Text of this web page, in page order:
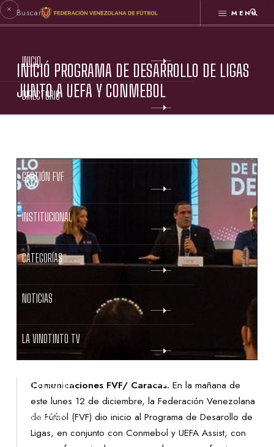
MENÚ
INICIO
DIRECTORIO
GESTIÓN FVF
INSTITUCIONAL
CATEGORÍAS
NOTICIAS
LA VINOTINTO TV
NOTIFICACIONES
NORMATIVAS
INICIÓ PROGRAMA DE DESARROLLO DE LIGAS
JUNTO A UEFA Y CONMEBOL
Comunicaciones FVF/ Caracas. En la mañana de
este lunes 12 de diciembre, la Federación Venezolana
de Fútbol (FVF) dio inicio al Programa de Desarollo de
Ligas, en conjunto con Conmebol y UEFA Assist, con